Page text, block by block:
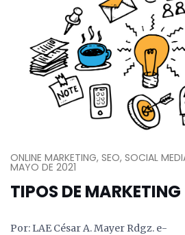
ONLINE MARKETING, SEO, SOCIAL
MAYO DE 2021
TIPOS DE MARKETING
Por: LAE César A. Mayer Rdgz. e-